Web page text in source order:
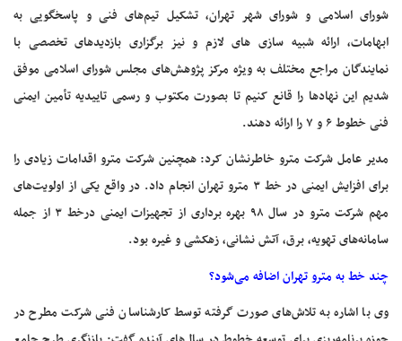
شورای اسلامی و شورای شهر تهران، تشکیل تیم‌های فنی و پاسخگویی به
ابهامات، ارائه شبیه سازی های لازم و نیز برگزاری بازدیدهای تخصصی با
نمایندگان مراجع مختلف به ویژه مرکز پژوهش‌های مجلس شورای اسلامی موفق
شدیم این نهادها را قانع کنیم تا بصورت مکتوب و رسمی تاییدیه تأمین ایمنی
فنی خطوط ۶ و ۷ را ارائه دهند.
مدیر عامل شرکت مترو خاطرنشان کرد: همچنین شرکت مترو اقدامات زیادی را
برای افزایش ایمنی در خط ۳ مترو تهران انجام داد. در واقع یکی از اولویت‌های
مهم شرکت مترو در سال ۹۸ بهره برداری از تجهیزات ایمنی درخط ۳ از جمله
سامانه‌های تهویه، برق، آتش نشانی، زهکشی و غیره بود.
چند خط به مترو تهران اضافه می‌شود؟
وی با اشاره به تلاش‌های صورت گرفته توسط کارشناسان فنی شرکت مطرح در